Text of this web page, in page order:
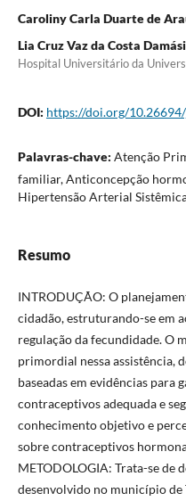
Caroliny Carla Duarte de
Lia Cruz Vaz da Costa
Hospital Universitário da
DOI: https://doi.org/
Palavras-chave: Atenção
familiar, Anticoncepção
Hipertensão Arterial
Resumo
INTRODUÇÃO: O
cidadão, estruturando-se em
regulação da fecundidade. O
primordial nessa assistência,
baseadas em evidências para
contraceptivos adequada e
conhecimento objetivo e
sobre contraceptivos
METODOLOGIA: Trata-se de
desenvolvido no município de